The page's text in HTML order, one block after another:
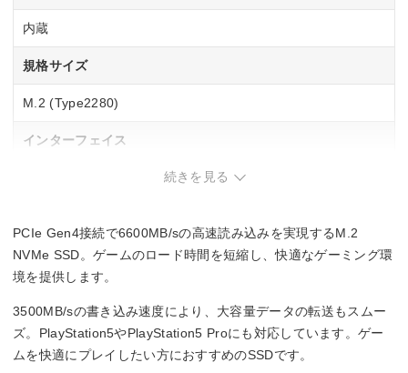
内蔵
規格サイズ
M.2 (Type2280)
インターフェイス
◯
6600 MB/s
書込速度
続きを見る
PCIe Gen4接続で6600MB/sの高速読み込みを実現するM.2
NVMe SSD。ゲームのロード時間を短縮し、快適なゲーミング環
境を提供します。
3500MB/sの書き込み速度により、大容量データの転送もスムー
ズ。PlayStation5やPlayStation5 Proにも対応しています。ゲー
ムを快適にプレイしたい方におすすめのSSDです。